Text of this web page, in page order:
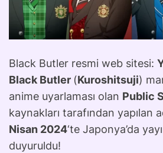
Black Butler resmi web sitesi:
Black Butler (Kuroshitsuji)
anime uyarlaması olan Public
kaynakları tarafından yapılan
Nisan 2024‘te Japonya’da
duyuruldu!